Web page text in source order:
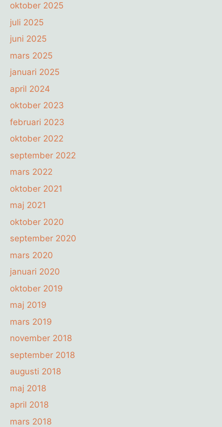
oktober 2025
juli 2025
juni 2025
mars 2025
januari 2025
april 2024
oktober 2023
februari 2023
oktober 2022
september 2022
mars 2022
oktober 2021
maj 2021
oktober 2020
september 2020
mars 2020
januari 2020
oktober 2019
maj 2019
mars 2019
november 2018
september 2018
augusti 2018
maj 2018
april 2018
mars 2018